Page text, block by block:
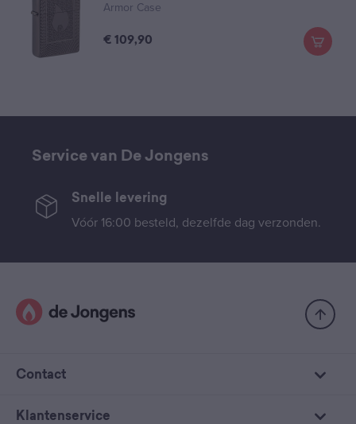
Armor Case
€ 109,90
Service van De Jongens
Snelle levering
Vóór 16:00 besteld, dezelfde dag verzonden.
Contact
Klantenservice